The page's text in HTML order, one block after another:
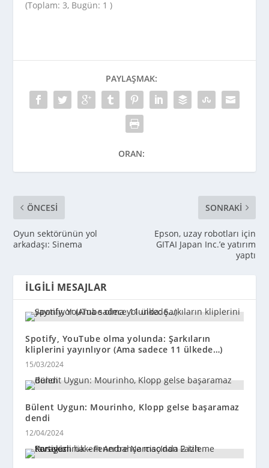
(Toplam: 3, Bugün: 1 )
PAYLAŞMAK:
ORAN:
ÖNCESI
Oyun sektörünün yol
arkadaşı: Sinema
SONRAKI
Epson, uzay robotları için
GITAI Japan Inc.’e yatırım
yaptı
İLGILI MESAJLAR
Spotify, YouTube olma yolunda: Şarkıların
kliplerini yayınlıyor (Ama sadece 11 ülkede…)
15/03/2024
Bülent Uygun: Mourinho, Klopp gelse başaramaz
dendi
12/04/2024